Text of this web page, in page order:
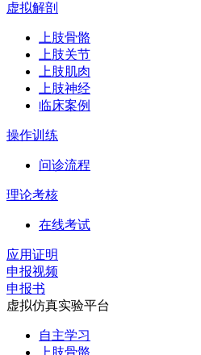
虚拟解剖
上肢骨骼
上肢关节
上肢肌肉
上肢神经
临床案例
操作训练
问诊流程
理论考核
在线考试
应用证明
申报视频
申报书
虚拟仿真实验平台
自主学习
上肢骨骼